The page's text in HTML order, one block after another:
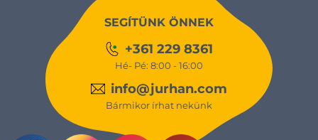
SEGÍTÜNK ÖNNEK
+361 229 8361
Hé- Pé: 8:00 - 16:00
info@jurhan.com
Bármikor írhat nekünk